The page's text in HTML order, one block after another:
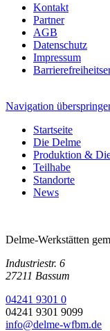
Kontakt
Partner
AGB
Datenschutz
Impressum
Navigation
Startseite
Die Delme
Produktion &
Teilhabe
Standorte
News
Delme-Werkstätten
Industriestr. 6
27211 Bassum
04241 9301 0
04241 9301 9099
info@delme-wfbm.de